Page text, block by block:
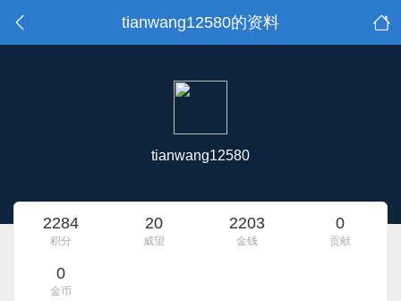
tianwang12580的资料
tianwang12580
2284
积分
20
威望
2203
金钱
0
贡献
0
金币